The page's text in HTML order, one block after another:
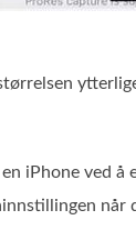
iPhone ved
når